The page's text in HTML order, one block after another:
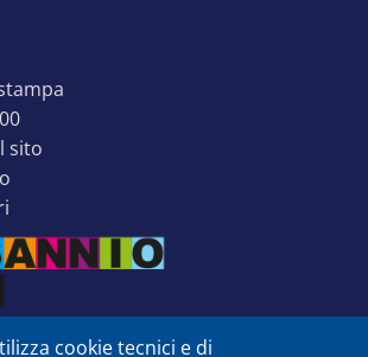
sito
cookie tecnici e di